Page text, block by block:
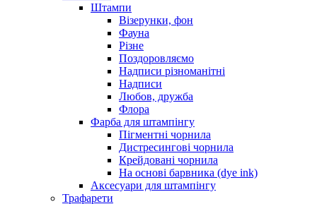
Штампи
Візерунки, фон
Фауна
Різне
Поздоровляємо
Надписи різноманітні
Надписи
Любов, дружба
Флора
Фарба для штампінгу
Пігментні чорнила
Дистресингові чорнила
Крейдовані чорнила
На основі барвника (dye ink)
Аксесуари для штампінгу
Трафарети